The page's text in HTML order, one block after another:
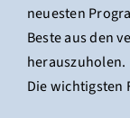
neuesten
Beste aus den
herauszuholen.
Die wichtigsten